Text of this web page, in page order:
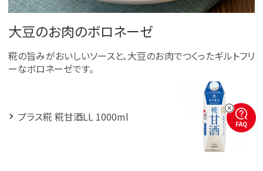
大豆のお肉のボロネーゼ
糀の旨みがおいしいソースと、大豆のお肉でつくったギルトフリ
ーなボロネーゼです。
プラス糀 糀甘酒LL 1000ml
FAQ